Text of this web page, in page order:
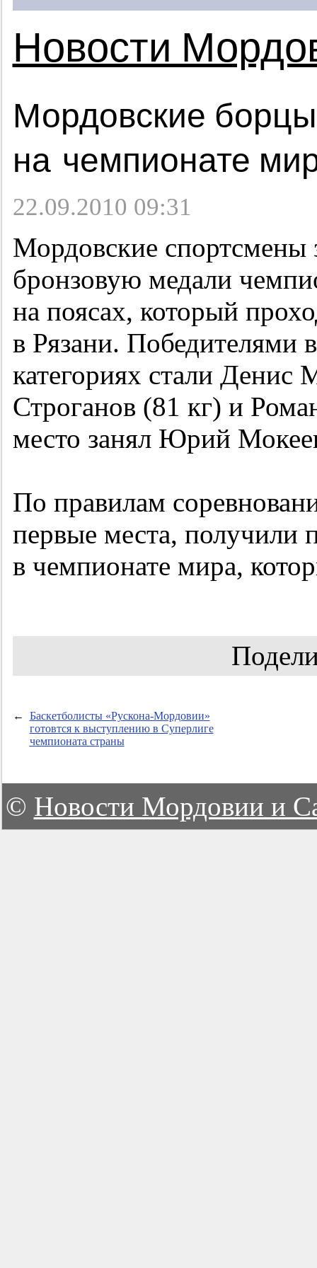
Новости
Мордовские
на чемпионате
22.09.2010 09:31
Мордовские спортсмены
бронзовую медали
на поясах, который
в Рязани. Победителями
категориях стали Денис
Строганов (81 кг) и
место занял Юрий
По правилам
первые места, получили
в чемпионате мира,
←
Баскетболисты «Рускона-Мордовии»
готовтся к выступлению в Суперлиге
чемпионата страны
© Новости Мордовии и